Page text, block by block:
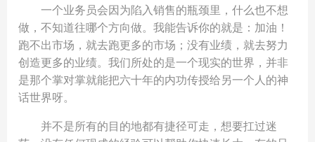
一个业务员会因为陷入销售的瓶颈里，什么也不想
做，不知道往哪个方向做。我能告诉你的就是：加油！
跑不出市场，就去跑更多的市场；没有业绩，就去努力
创造更多的业绩。我们所处的是一个现实的世界，并非
是那个掌对掌就能把六十年的内功传授给另一个人的神
话世界呀。
并不是所有的目的地都有捷径可走，想要扛过迷